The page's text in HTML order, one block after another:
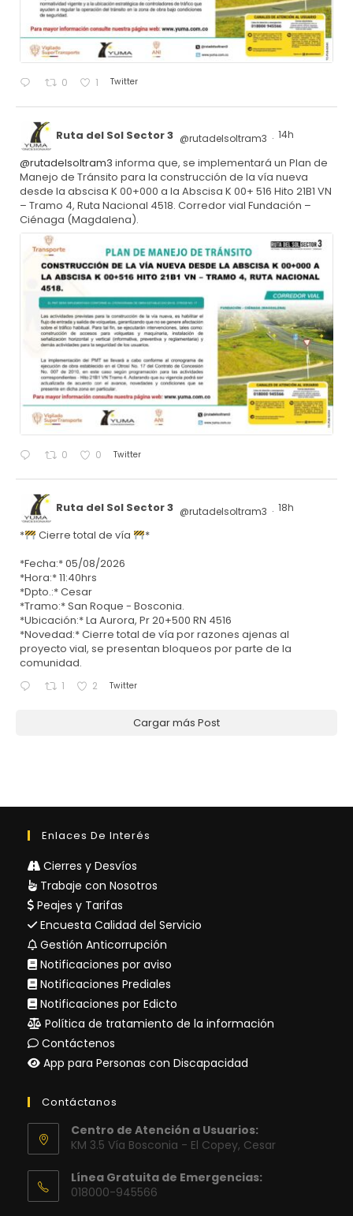
0 1 Twitter
Ruta del Sol Sector 3 @rutadelsoltram3 · 14h
@rutadelsoltram3 informa que, se implementará un Plan de
Manejo de Tránsito para la construcción de la vía nueva
desde la abscisa K 00+000 a la Abscisa K 00+ 516 Hito 21B1 VN
– Tramo 4, Ruta Nacional 4518. Corredor vial Fundación –
Ciénaga (Magdalena).
0 0 Twitter
Ruta del Sol Sector 3 @rutadelsoltram3 · 18h
* Cierre total de vía
*
*Fecha:* 05/08/2026
*Hora:* 11:40hrs
*Dpto.:* Cesar
*Tramo:* San Roque - Bosconia.
*Ubicación:* La Aurora, Pr 20+500 RN 4516
*Novedad:* Cierre total de vía por razones ajenas al
proyecto vial, se presentan bloqueos por parte de la
comunidad.
1 2 Twitter
Cargar más Post
Enlaces De Interés
Cierres y Desvíos
Trabaje con Nosotros
Peajes y Tarifas
Encuesta Calidad del Servicio
Gestión Anticorrupción
Notificaciones por aviso
Notificaciones Prediales
Notificaciones por Edicto
Política de tratamiento de la información
Contáctenos
App para Personas con Discapacidad
Contáctanos
Centro de Atención a Usuarios:
KM 3.5 Vía Bosconia - El Copey, Cesar
Línea Gratuita de Emergencias:
018000-945566